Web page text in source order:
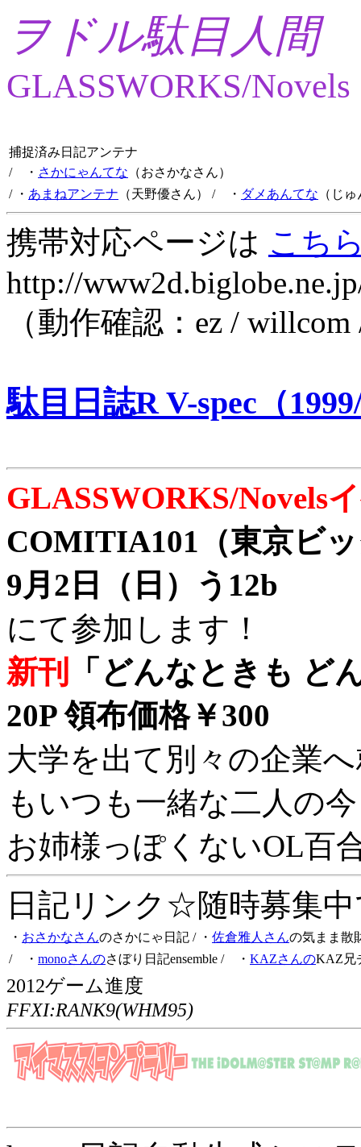
ヲドル駄目人間
GLASSWORKS/Novels
捕捉済み日記アンテナ
/ ・ さかにゃんてな （おさかなさん）
/ ・ あまねアンテナ （天野優さん） / ・ ダメあんてな （じ
携帯対応ページは こち
http://
（動作確認：ez /
駄目日誌R V-spec（
GLASSWORKS/Novels
COMITIA101（東京ビ
9月2日（日）う12b
にて参加します！
新刊
「どんなときも ど
20P 領布価格￥300
大学を出て別々の企業
もいつも一緒な二人の
お姉様っぽくないOL百
日記リンク☆随時募集
・ おさかなさんのさかにゃ日記 / ・ 佐倉雅人さんの気まま散
/ ・ monoさんのさぼり日記ensemble / ・ KAZさんのKAZ兄
2012ゲーム進度
FFXI:RANK9(WHM95)